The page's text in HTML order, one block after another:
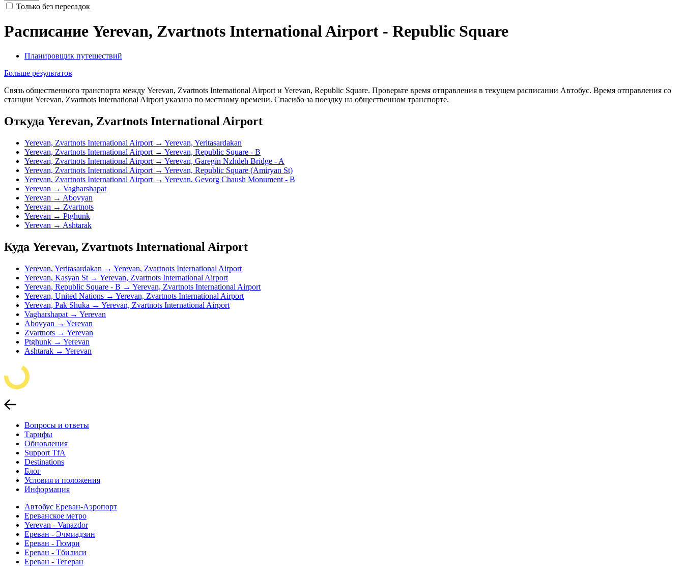
Только без пересадок
Расписание Yerevan, Zvartnots International Airport - Republic Square
Планировщик путешествий
Больше результатов
Связь общественного транспорта между Yerevan, Zvartnots International Airport и Yerevan, Republic Square. Проверьте время отправления в текущем расписании Автобус. Время отправления со
станции Yerevan, Zvartnots International Airport указано по местному времени. Спасибо за поездку на общественном транспорте.
Откуда Yerevan, Zvartnots International Airport
Yerevan, Zvartnots International Airport → Yerevan, Yeritasardakan
Yerevan, Zvartnots International Airport → Yerevan, Republic Square - B
Yerevan, Zvartnots International Airport → Yerevan, Garegin Nzhdeh Bridge - A
Yerevan, Zvartnots International Airport → Yerevan, Republic Square (Amiryan St)
Yerevan, Zvartnots International Airport → Yerevan, Gevorg Chaush Monument - B
Yerevan → Vagharshapat
Yerevan → Abovyan
Yerevan → Zvartnots
Yerevan → Ptghunk
Yerevan → Ashtarak
Куда Yerevan, Zvartnots International Airport
Yerevan, Yeritasardakan → Yerevan, Zvartnots International Airport
Yerevan, Kasyan St → Yerevan, Zvartnots International Airport
Yerevan, Republic Square - B → Yerevan, Zvartnots International Airport
Yerevan, United Nations → Yerevan, Zvartnots International Airport
Yerevan, Pak Shuka → Yerevan, Zvartnots International Airport
Vagharshapat → Yerevan
Abovyan → Yerevan
Zvartnots → Yerevan
Ptghunk → Yerevan
Ashtarak → Yerevan
Вопросы и ответы
Тарифы
Обновления
Support TfA
Destinations
Блог
Условия и положения
Информация
Автобус Ереван-Аэропорт
Ереванское метро
Yerevan - Vanazdor
Ереван - Эчмиадзин
Ереван - Гюмри
Ереван - Тбилиси
Ереван - Тегеран